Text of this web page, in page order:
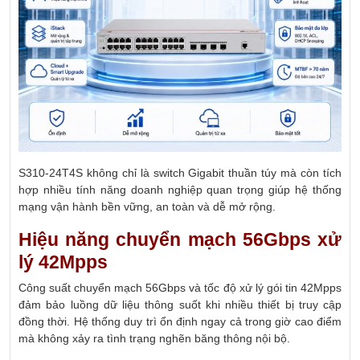
S310-24T4S không chỉ là switch Gigabit thuần túy mà còn tích
hợp nhiều tính năng doanh nghiệp quan trọng giúp hệ thống
mạng vận hành bền vững, an toàn và dễ mở rộng.
Hiệu năng chuyển mạch 56Gbps xử
lý 42Mpps
Công suất chuyển mạch 56Gbps và tốc độ xử lý gói tin 42Mpps
đảm bảo luồng dữ liệu thông suốt khi nhiều thiết bị truy cập
đồng thời. Hệ thống duy trì ổn định ngay cả trong giờ cao điểm
mà không xảy ra tình trạng nghẽn băng thông nội bộ.